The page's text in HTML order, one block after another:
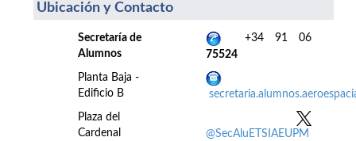
Ubicación y Contacto
Secretaría de
Alumnos
Planta Baja -
Edificio B
Plaza del
Cardenal
+34 91 06
75524
@SecAluETSIAEUPM